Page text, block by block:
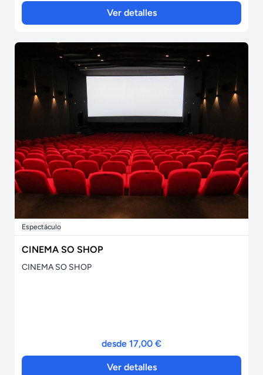
Ver detalles
Espectáculo
CINEMA SO SHOP
CINEMA SO SHOP
desde 17,00 €
Ver detalles